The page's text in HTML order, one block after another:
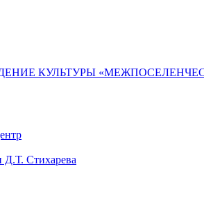
КУЛЬТУРЫ
Д.Т. Стихарева